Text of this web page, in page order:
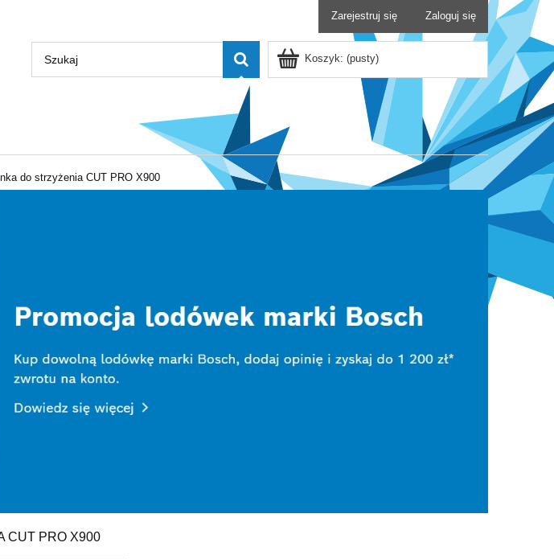
Zarejestruj się Zaloguj się
Koszyk: (pusty)
do strzyżenia CUT PRO X900
CUT PRO X900